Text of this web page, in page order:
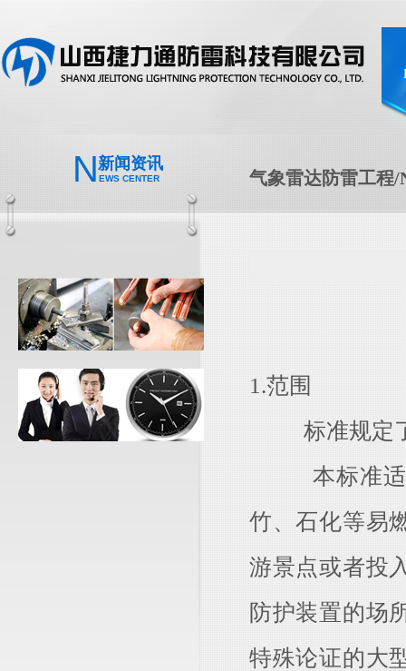
NEWS CENTER
新闻资讯
气象雷达防雷工程/
1.范围
标准规定了
本标准适用
竹、石化等易
游景点或者投
防护装置的场
特殊论证的大